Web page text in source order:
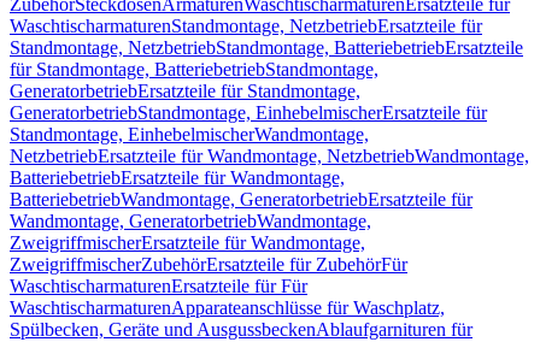
ZubehörSteckdosenArmaturenWaschtischarmaturen Ersatzteile für
WaschtischarmaturenStandmontage, NetzbetriebErsatzteile für
Standmontage, NetzbetriebStandmontage, BatteriebetriebErsatzteile
für Standmontage, BatteriebetriebStandmontage,
GeneratorbetriebErsatzteile für Standmontage,
GeneratorbetriebStandmontage, EinhebelmischerErsatzteile für
Standmontage, EinhebelmischerWandmontage,
NetzbetriebErsatzteile für Wandmontage, NetzbetriebWandmontage,
BatteriebetriebErsatzteile für Wandmontage,
BatteriebetriebWandmontage, GeneratorbetriebErsatzteile für
Wandmontage, GeneratorbetriebWandmontage,
ZweigriffmischerErsatzteile für Wandmontage,
ZweigriffmischerZubehörErsatzteile für ZubehörFür
WaschtischarmaturenErsatzteile für Für
WaschtischarmaturenApparateanschlüsse für Waschplatz,
Spülbecken, Geräte und AusgussbeckenAblaufgarnituren für